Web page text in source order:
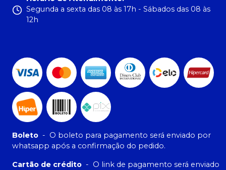
Segunda a sexta das 08 às 17h - Sábados das 08 às
12h
Boleto - O boleto para pagamento será enviado por
whatsapp após a confirmação do pedido.
Cartão de crédito - O link de pagamento será enviado